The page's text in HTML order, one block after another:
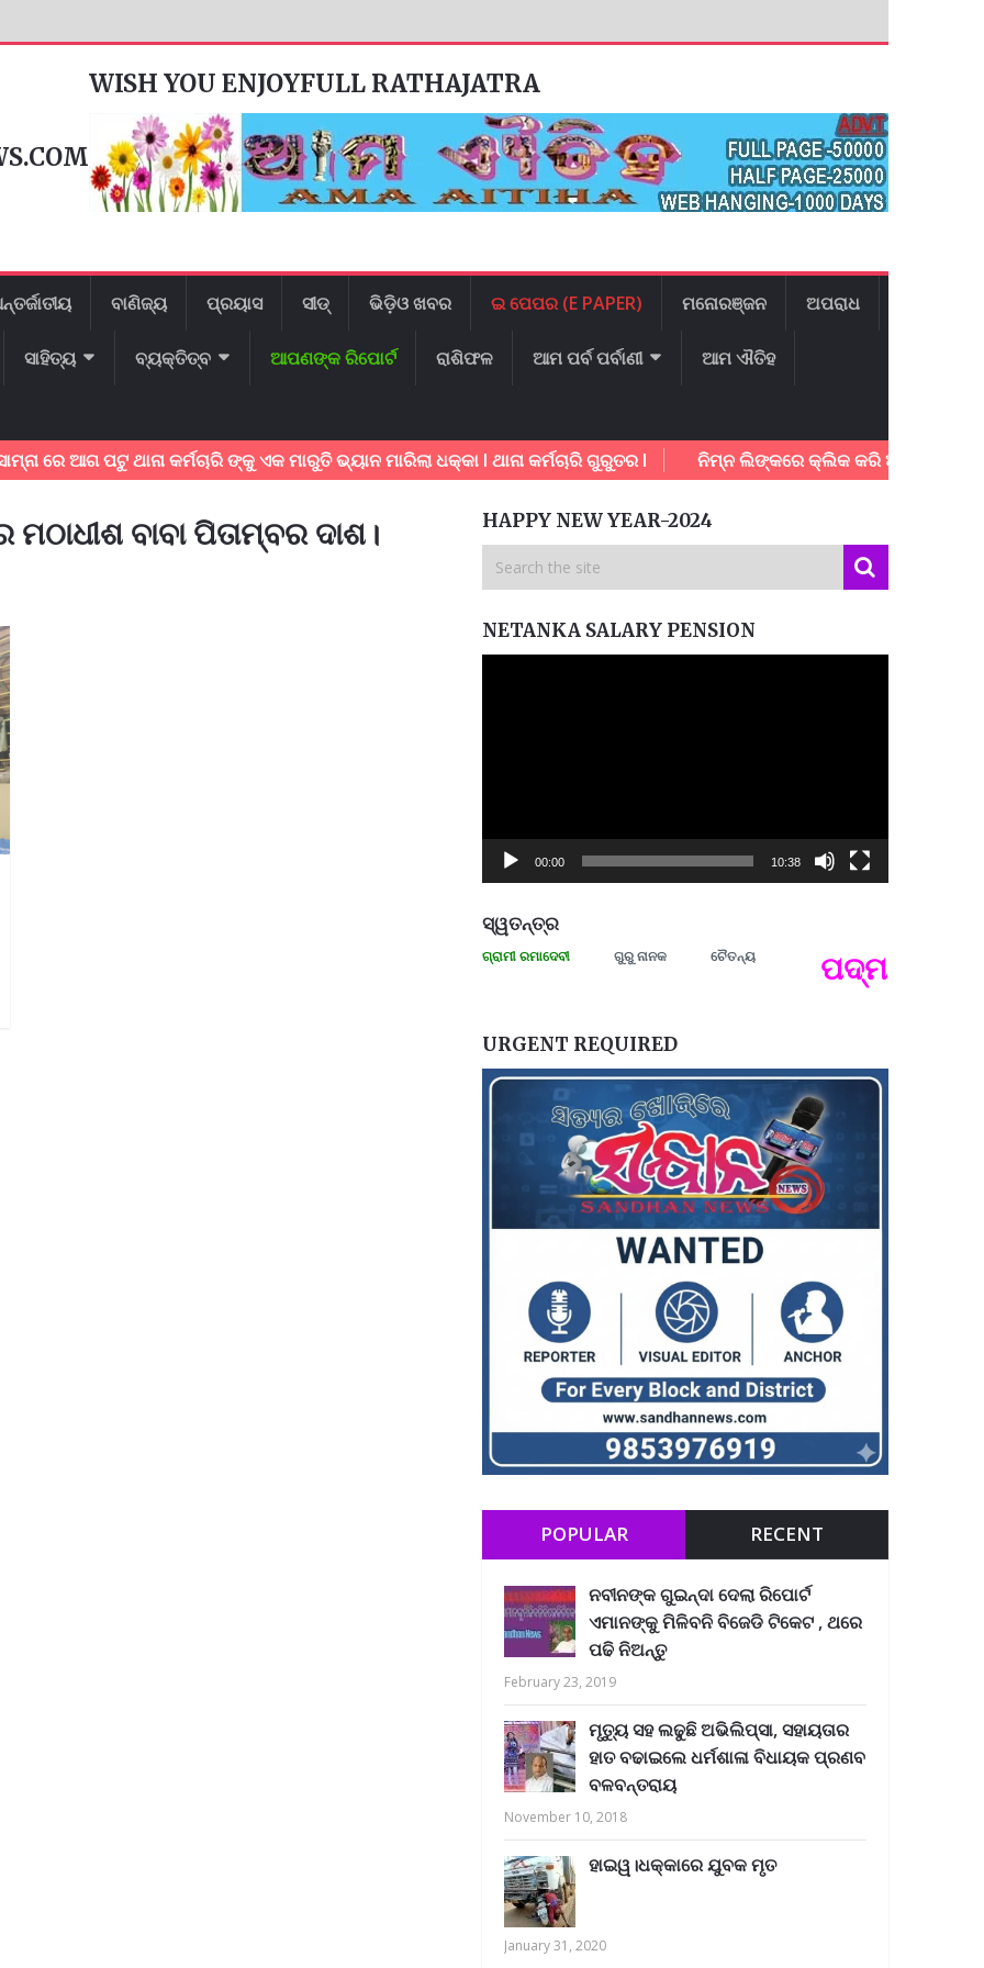
WISH YOU ENJOYFULL RATHAJATRA
ବାଣିଜ୍ୟ ପ୍ରୟାସ ସୀଡ୍ ଭିଡ଼ିଓ ଖବର ଇ ପେପର (E PAPER) ମନୋରଞ୍ଜନ ଅପରାଧ
ସାହିତ୍ୟ ବ୍ୟକ୍ତିତ୍ବ ଆପଣଙ୍କ ରିପୋର୍ଟ ରାଶିଫଳ ଆମ ପର୍ବ ପର୍ବାଣୀ ଆମ ଐତିହ
ଆଗ ପଟୁ ଥାନା କର୍ମଚାରି ଙ୍କୁ ଏକ ମାରୁତି ଭ୍ୟାନ ମାରିଲା ଧକ୍କା l ଥାନା କର୍ମଚାରି ଗୁରୁତର l ନିମ୍ନ ଲିଙ୍କରେ କ୍ଲିକ କରି ଆଜିର ଇ – ପେପର
ବାବା ପିତାମ୍ବର ଦାଶ।
HAPPY NEW YEAR-2024
NETANKA SALARY PENSION
00:00 10:38
ସ୍ୱତନ୍ତ୍ର
ମନେ ପଡନ୍ତି: ସ୍ୱାଧୀନତା ସଂଗ୍ରାମୀ ରମାଦେବୀ ଗୁରୁ ନାନକ ଚୈତନ୍ୟ ପଦ୍ମଶ୍ରୀ
URGENT REQUIRED
POPULAR RECENT
ନବୀନଙ୍କ ଗୁଇନ୍ଦା ଦେଲା ରିପୋର୍ଟ
ଏମାନଙ୍କୁ ମିଳିବନି ବିଜେଡି ଟିକେଟ , ଥରେ
ପଢି ନିଅନ୍ତୁ
February 23, 2019
ମୃତ୍ୟୁ ସହ ଲଢୁଛି ଅଭିଲିପ୍ସା, ସହାୟତାର
ହାତ ବଢାଇଲେ ଧର୍ମଶାଳା ବିଧାୟକ ପ୍ରଣବ
ବଳବନ୍ତରାୟ
November 10, 2018
ହାଇୱ।ଧକ୍କାରେ ଯୁବକ ମୃତ
January 31, 2020